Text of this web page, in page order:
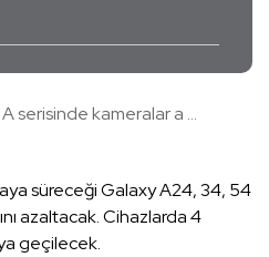
serisinde kameralar a ...
süreceği Galaxy A24, 34, 54
azaltacak. Cihazlarda 4
geçilecek.